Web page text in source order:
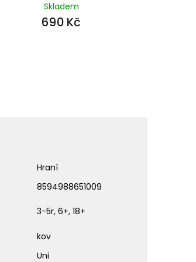
Skladem
690 Kč
Hraní
8594988651009
3-5r, 6+, 18+
kov
Uni